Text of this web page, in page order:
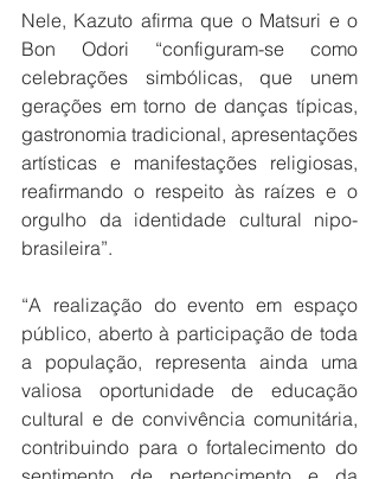
Nele, Kazuto afirma que o Matsuri e o
Bon Odori “configuram-se como
celebrações simbólicas, que unem
gerações em torno de danças típicas,
gastronomia tradicional, apresentações
artísticas e manifestações religiosas,
reafirmando o respeito às raízes e o
orgulho da identidade cultural nipo-
brasileira”.
“A realização do evento em espaço
público, aberto à participação de toda
a população, representa ainda uma
valiosa oportunidade de educação
cultural e de convivência comunitária,
contribuindo para o fortalecimento do